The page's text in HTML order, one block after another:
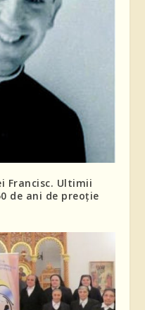
Francisc. Ultimii
de ani de preoție